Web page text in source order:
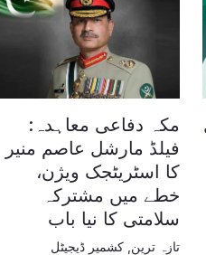
مکہ دفاعی معاہدہ:
فیلڈ مارشل عاصم منیر
کا اسٹریٹجک ویژن،
خطے میں مشترکہ
سلامتی کا نیا باب
تازہ ترین کشمیر ڈیجیٹل